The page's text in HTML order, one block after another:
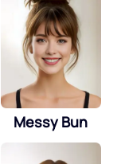
Messy Bun